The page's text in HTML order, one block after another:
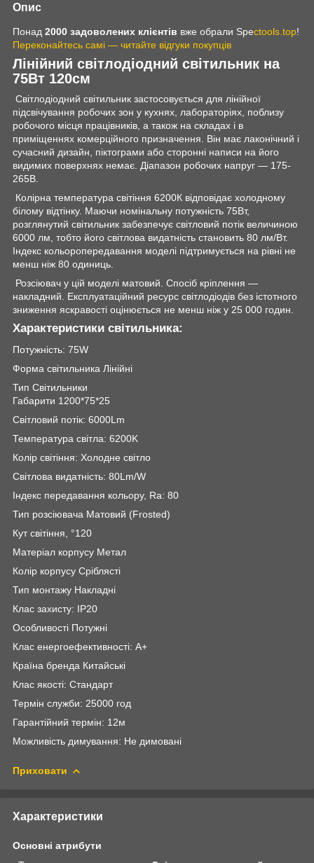
Опис
Понад 2000 задоволених клієнтів вже обрали Spectools.top!
Переконайтесь самі — читайте відгуки покупців
Лінійний світлодіодний світильник на
75Вт 120см
Світлодіодний світильник застосовується для лінійної
підсвічування робочих зон у кухнях, лабораторіях, поблизу
робочого місця працівників, а також на складах і в
приміщеннях комерційного призначення. Він має лаконічний і
сучасний дизайн, піктограми або сторонні написи на його
видимих поверхнях немає. Діапазон робочих напруг — 175-
265В.
Колірна температура світіння 6200К відповідає холодному
білому відтінку. Маючи номінальну потужність 75Вт,
розглянутий світильник забезпечує світловий потік величиною
6000 лм, тобто його світлова видатність становить 80 лм/Вт.
Індекс кольоропередавання моделі підтримується на рівні не
менш ніж 80 одиниць.
Розсіювач у цій моделі матовий. Спосіб кріплення —
накладний. Експлуатаційний ресурс світлодіодів без істотного
зниження яскравості оцінюється не менш ніж у 25 000 годин.
Характеристики світильника:
Потужність: 75W
Форма світильника Лінійні
Тип Світильники
Габарити 1200*75*25
Світловий потік: 6000Lm
Температура світла: 6200K
Колір світіння: Холодне світло
Світлова видатність: 80Lm/W
Індекс передавання кольору, Ra: 80
Тип розсіювача Матовий (Frosted)
Кут світіння, °120
Матеріал корпусу Метал
Колір корпусу Сріблясті
Тип монтажу Накладні
Клас захисту: IP20
Особливості Потужні
Клас енергоефективності: A+
Країна бренда Китайські
Клас якості: Стандарт
Термін служби: 25000 год
Гарантійний термін: 12м
Можливість димування: Не димовані
Приховати
Характеристики
Основні атрибути